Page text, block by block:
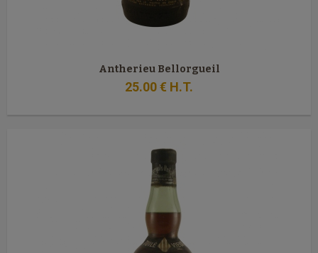
Antherieu Bellorgueil
25.00€ H.T.